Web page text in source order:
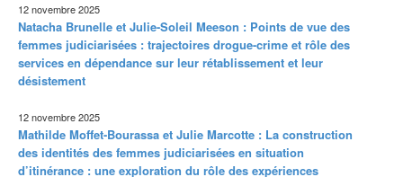
12 novembre 2025
Natacha Brunelle et Julie-Soleil Meeson : Points de vue des
femmes judiciarisées : trajectoires drogue-crime et rôle des
services en dépendance sur leur rétablissement et leur
désistement
12 novembre 2025
Mathilde Moffet-Bourassa et Julie Marcotte : La construction
des identités des femmes judiciarisées en situation
d’itinérance : une exploration du rôle des expériences